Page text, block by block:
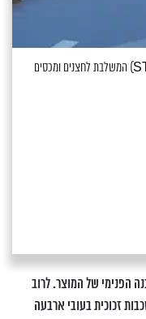
קיר מסך בשיטת סטיק סיסטם (STICK SYSTEM) המשלבת לחצנים ומכסים
הפנימי של המוצר. לרוב
אומר שתי שכבות זכוכית בעובי ארבעה